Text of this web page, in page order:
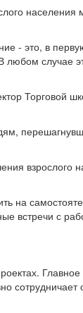
населения
- это, в
любом случае
Торговой
взрослого
на
встречи с
Главное